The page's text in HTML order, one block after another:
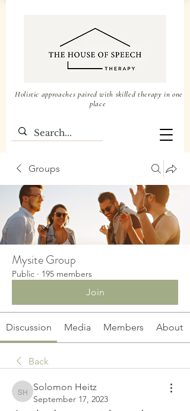
Holistic approaches paired with skilled therapy in one
place
Groups
Mysite Group
Public · 195 members
Join
Discussion Media Members About
Back
Solomon Heitz
Solomon Heitz
September 17, 2023